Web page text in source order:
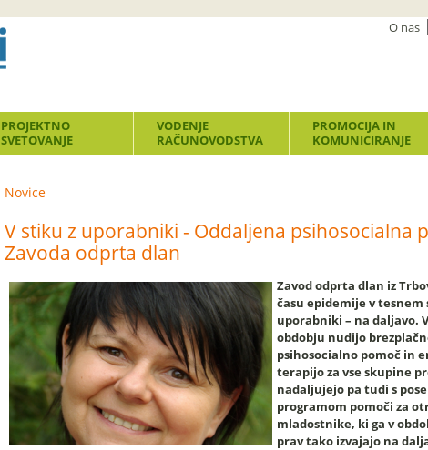
O nas
PROJEKTNO
SVETOVANJE
VODENJE
RAČUNOVODSTVA
PROMOCIJA IN
KOMUNICIRANJE
Novice
V stiku z uporabniki - Oddaljena psihosocialna
Zavoda odprta dlan
Zavod odprta dlan iz
času epidemije v tesnem
uporabniki – na daljavo.
obdobju nudijo
psihosocialno pomoč in
terapijo za vse skupine
nadaljujejo pa tudi s
programom pomoči za
mladostnike, ki ga v
prav tako izvajajo na